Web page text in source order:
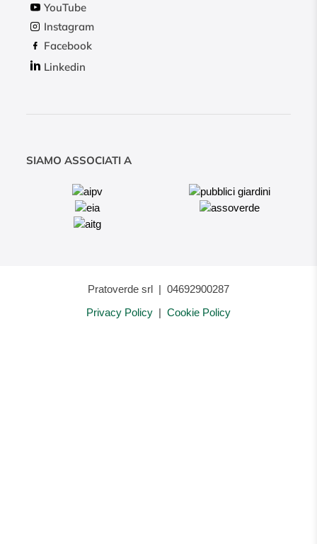
YouTube
Instagram
Facebook
Linkedin
SIAMO ASSOCIATI A
Pratoverde srl | 04692900287
Privacy Policy | Cookie Policy